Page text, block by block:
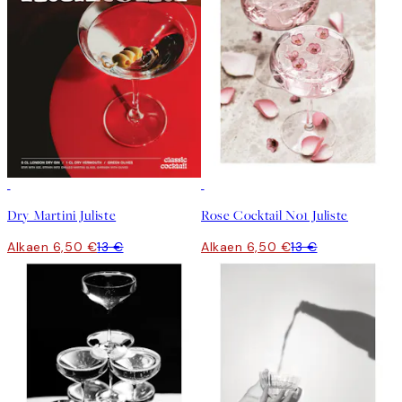
Dry Martini Juliste
Alkaen 6,50 €13 €
Rose Cocktail No1 Juliste
Alkaen 6,50 €13 €